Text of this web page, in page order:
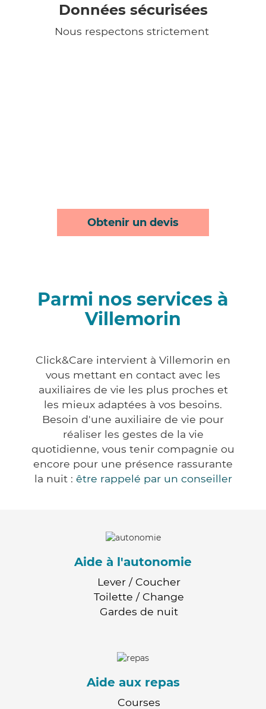
Données sécurisées
Nous respectons strictement
Obtenir un devis
Parmi nos services à
Villemorin
Click&Care intervient à Villemorin en
vous mettant en contact avec les
auxiliaires de vie les plus proches et
les mieux adaptées à vos besoins.
Besoin d'une auxiliaire de vie pour
réaliser les gestes de la vie
quotidienne, vous tenir compagnie ou
encore pour une présence rassurante
la nuit : être rappelé par un conseiller
Aide à l'autonomie
Lever / Coucher
Toilette / Change
Gardes de nuit
Aide aux repas
Courses